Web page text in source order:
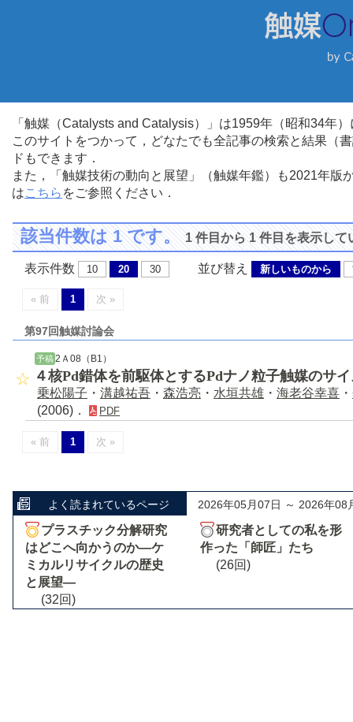
「触媒（Catalysts and Catalysis）」は1959年（昭和34年
このサイトをつかって，どなたでも全記事の検索と結果（
ドもできます．
また，「触媒技術の動向と展望」（触媒年鑑）も2021年
はこちら をご参照ください．
該当件数は 1 です。1 件目から 1 件目を表示して
表示件数 10 20 30 並び替え 新しいものから
« 前 1 次 »
第97回触媒討論会
予稿 2Ａ08（B1）
４核Pd錯体を前駆体とするPdナノ粒子触媒のサ
乗松陽子 ・ 溝越祐吾 ・ 森浩亮 ・ 水垣共雄 ・ 海老谷幸喜 ・
(2006)．
PDF
« 前 1 次 »
よく読まれているページ 2026年05月07日 ～ 2026年08
プラスチック分解研究
はどこへ向かうのか―ケ
ミカルリサイクルの歴史
と展望―
(32回)
研究者としての私を形
作った「師匠」たち
(26回)